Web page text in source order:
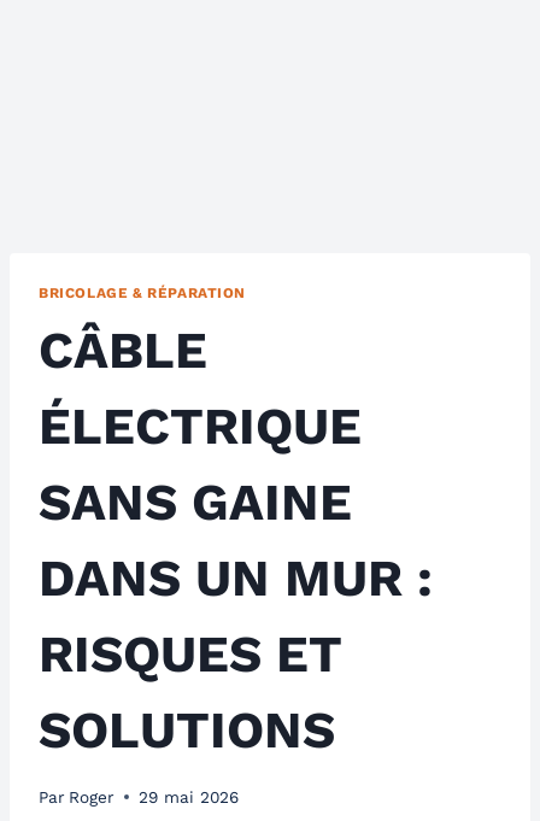
BRICOLAGE & RÉPARATION
CÂBLE
ÉLECTRIQUE
SANS GAINE
DANS UN MUR :
RISQUES ET
SOLUTIONS
Par Roger 29 mai 2026